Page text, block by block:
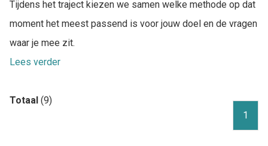
Tijdens het traject kiezen we samen welke methode op dat
moment het meest passend is voor jouw doel en de vragen
waar je mee zit.
Lees verder
Totaal (9)
1